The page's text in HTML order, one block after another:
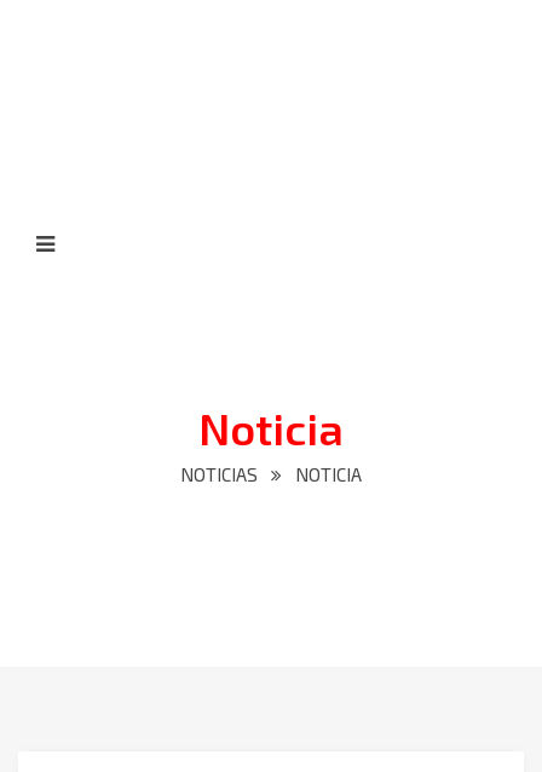
Noticia
NOTICIAS NOTICIA